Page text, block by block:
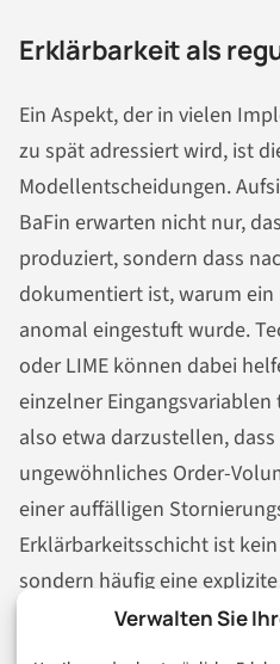
Verwalten Sie
Erklärbarkeit als
Ein Aspekt, der in vielen
zu spät adressiert wird, ist
Modellentscheidungen.
BaFin erwarten nicht nur,
produziert, sondern dass
dokumentiert ist, warum
anomal eingestuft wurde.
oder LIME können dabei
einzelner
also etwa darzustellen,
ungewöhnliches Order-
einer auffälligen
Erklärbarkeitsschicht ist
sondern häufig eine
interner Modell-